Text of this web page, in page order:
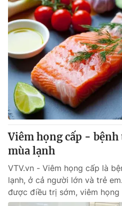
Viêm họng cấp - bệnh
mùa lạnh
VTV.vn - Viêm họng cấp là
lạnh, ở cả người lớn và trẻ
được điều trị sớm, viêm